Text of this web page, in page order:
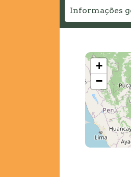
Informações
+
−